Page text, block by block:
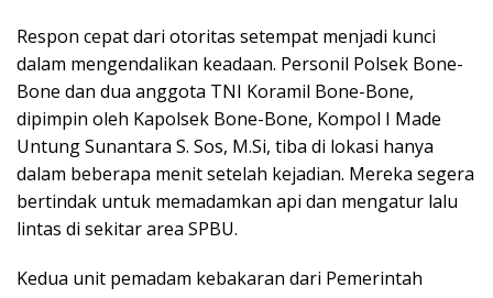
Respon cepat dari otoritas setempat menjadi kunci
dalam mengendalikan keadaan. Personil Polsek Bone-
Bone dan dua anggota TNI Koramil Bone-Bone,
dipimpin oleh Kapolsek Bone-Bone, Kompol I Made
Untung Sunantara S. Sos, M.Si, tiba di lokasi hanya
dalam beberapa menit setelah kejadian. Mereka segera
bertindak untuk memadamkan api dan mengatur lalu
lintas di sekitar area SPBU.
Kedua unit pemadam kebakaran dari Pemerintah